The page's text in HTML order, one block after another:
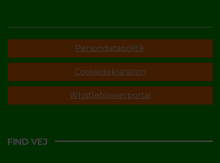
Persondatapolitik
Cookiedeklaration
Whistleblowerportal
FIND VEJ